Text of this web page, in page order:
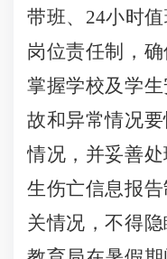
带班、 24小时
岗位责任制，
掌握学校及学
故和异常情况
情况，并妥善
生伤亡信息报
关情况，不得